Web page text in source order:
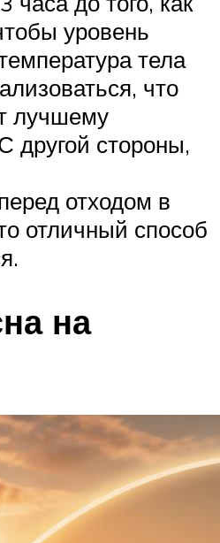
уровень
тела
что
лучшему
другой стороны,
отходом в
отличный способ
на